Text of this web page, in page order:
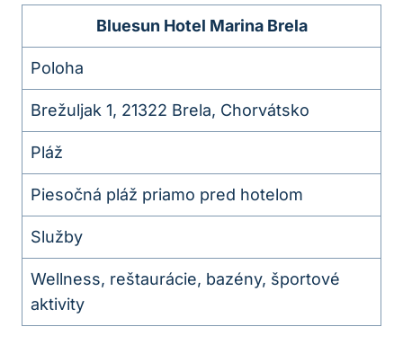
Bluesun Hotel Marina Brela
Poloha
Brežuljak 1, 21322 Brela, Chorvátsko
Pláž
Piesočná pláž priamo pred hotelom
Služby
Wellness, reštaurácie, bazény, športové
aktivity